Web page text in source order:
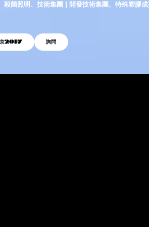
殺菌照明、技術集團 | 開發技術集團、特殊塑膠
京2017 詢問